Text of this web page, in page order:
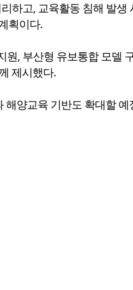
고, 교육활동 침해 발생
획이다.
, 부산형 유보통합 모델
제시했다.
해양교육 기반도 확대할 예